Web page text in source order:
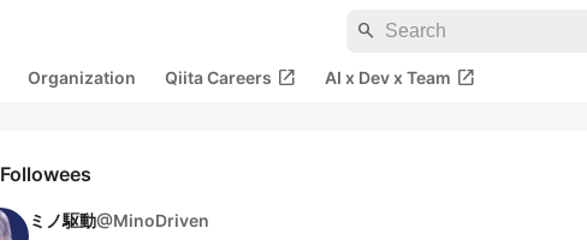
search
Organization Qiita Careers open_in_new AI x Dev x Team open_in_new
Followees
ミノ駆動@MinoDriven